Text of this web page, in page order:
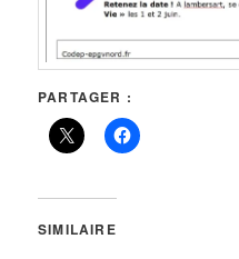
PARTAGER :
SIMILAIRE